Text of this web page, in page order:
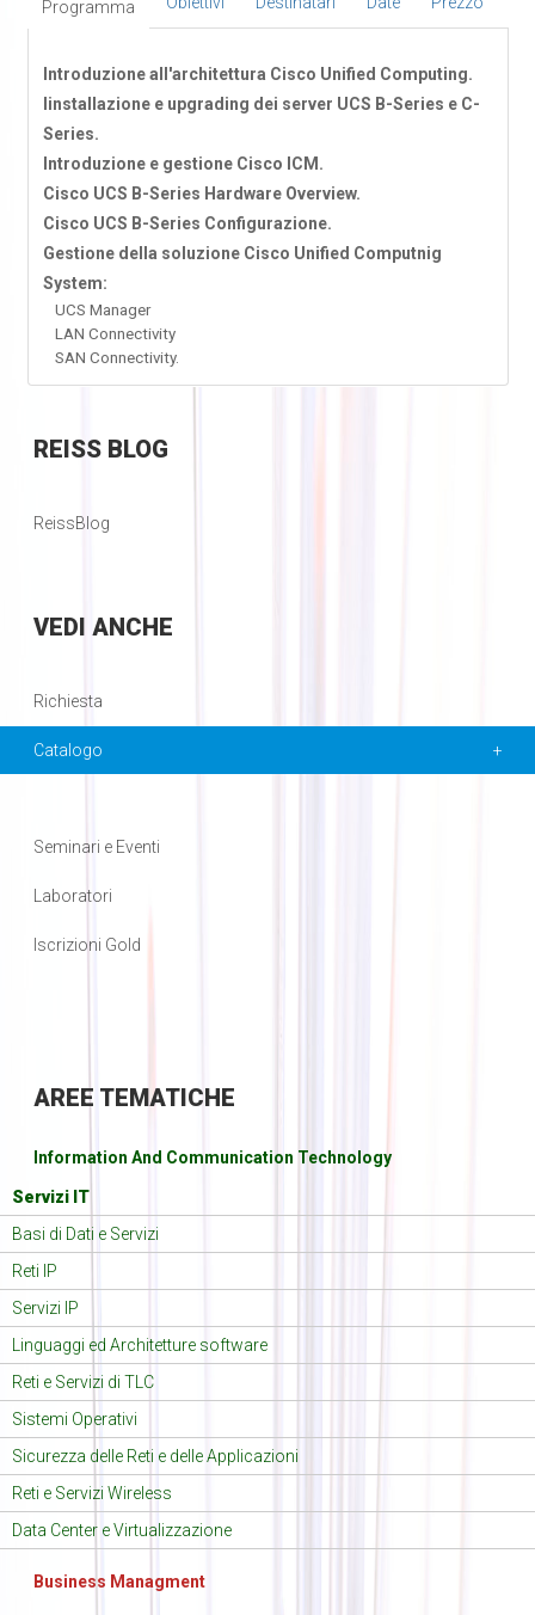
Programma
Introduzione all'architettura Cisco Unified Computing.
Iinstallazione e upgrading dei server UCS B-Series e C-
Series.
Introduzione e gestione Cisco ICM.
Cisco UCS B-Series Hardware Overview.
Cisco UCS B-Series Configurazione.
Gestione della soluzione Cisco Unified Computnig
System:
UCS Manager
LAN Connectivity
SAN Connectivity.
REISSBLOG
ReissBlog
VEDI ANCHE
Richiesta
Catalogo
Seminari e Eventi
Laboratori
Iscrizioni Gold
AREE TEMATICHE
Information And Communication Technology
Servizi IT
Basi di Dati e Servizi
Reti IP
Servizi IP
Linguaggi ed Architetture software
Reti e Servizi di TLC
Sistemi Operativi
Sicurezza delle Reti e delle Applicazioni
Reti e Servizi Wireless
Data Center e Virtualizzazione
Business Managment